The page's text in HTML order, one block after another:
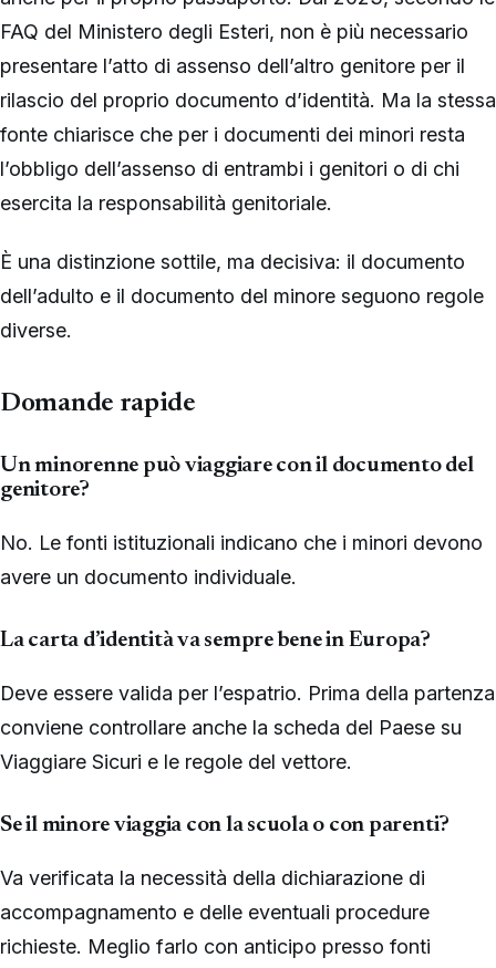
FAQ del Ministero degli Esteri, non è più necessario
presentare l’atto di assenso dell’altro genitore per il
rilascio del proprio documento d’identità. Ma la stessa
fonte chiarisce che per i documenti dei minori resta
l’obbligo dell’assenso di entrambi i genitori o di chi
esercita la responsabilità genitoriale.
È una distinzione sottile, ma decisiva: il documento
dell’adulto e il documento del minore seguono regole
diverse.
Domande rapide
Un minorenne può viaggiare con il documento del
genitore?
No. Le fonti istituzionali indicano che i minori devono
avere un documento individuale.
La carta d’identità va sempre bene in Europa?
Deve essere valida per l’espatrio. Prima della partenza
conviene controllare anche la scheda del Paese su
Viaggiare Sicuri e le regole del vettore.
Se il minore viaggia con la scuola o con parenti?
Va verificata la necessità della dichiarazione di
accompagnamento e delle eventuali procedure
richieste. Meglio farlo con anticipo presso fonti